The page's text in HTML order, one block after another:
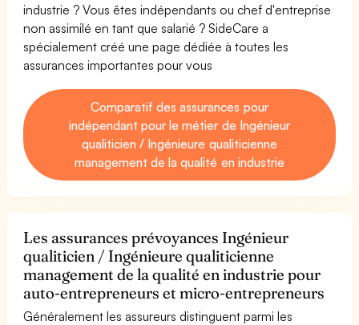
industrie ? Vous êtes indépendants ou chef d'entreprise
non assimilé en tant que salarié ? SideCare a
spécialement créé une page dédiée à toutes les
assurances importantes pour vous
Comparatif des assurances pour
indépendant pour le métier de Ingénieur
qualiticien / Ingénieure qualiticienne
management de la qualité en industrie
Les assurances prévoyances Ingénieur
qualiticien / Ingénieure qualiticienne
management de la qualité en industrie pour
auto-entrepreneurs et micro-entrepreneurs
Généralement les assureurs distinguent parmi les